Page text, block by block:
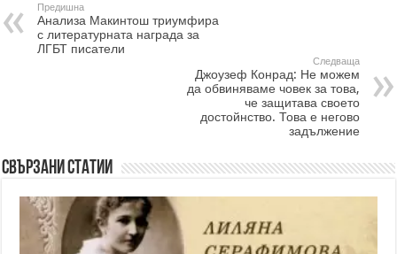
Предишна
Анализа Макинтош триумфира
с литературната награда за
ЛГБТ писатели
Следваща
Джоузеф Конрад: Не можем
да обвиняваме човек за това,
че защитава своето
достойнство. Това е негово
задължение
Свързани статии